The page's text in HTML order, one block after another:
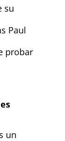
su
Paul
probar
un